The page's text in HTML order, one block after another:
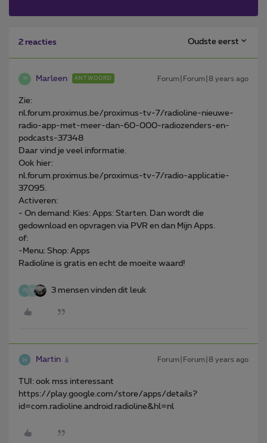
2 reacties Oudste eerst
M Marleen ANTWOORD Forum|Forum|8 years ago
Zie:
nl.forum.proximus.be/proximus-tv-7/radioline-nieuwe-
radio-app-met-meer-dan-60-000-radiozenders-en-
podcasts-37348
Daar vind je veel informatie.
Ook hier:
nl.forum.proximus.be/proximus-tv-7/radio-applicatie-
37095.
Activeren:
- On demand: Kies: Apps: Starten. Dan wordt die
gedownload en opvragen via PVR en dan Mijn Apps.
of:
-Menu: Shop: Apps
Radioline is gratis en echt de moeite waard!
W O 3 mensen vinden dit leuk
Martin Forum|Forum|8 years ago
TUI: ook mss interessant
https://play.google.com/store/apps/details?
id=com.radioline.android.radioline&hl=nl